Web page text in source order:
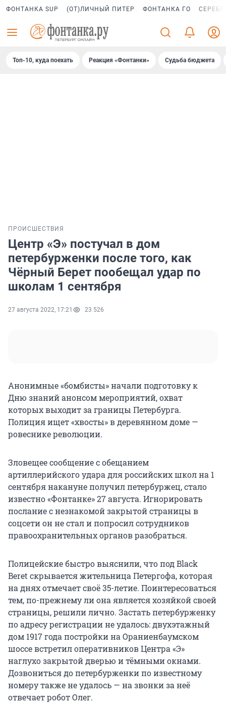
ФОНТАНКА SUP (ОТ)ЛИЧНЫЙ ПИТЕР ФОНТАНКА ГО
Топ-10, куда поехать Реакция «Фонтанки» Судьба бюджета
ПРОИСШЕСТВИЯ
Центр «Э» постучал в дом
петербурженки после того, как
Чёрный Берет пообещал удар по
школам 1 сентября
27 августа 2022, 17:21 23 526
Анонимные «бомбисты» начали подготовку к
Дню знаний анонсом мероприятий, охват
которых выходит за границы Петербурга.
Полиция ищет «хвосты» в деревянном доме —
ровеснике революции.
Зловещее сообщение с обещанием
артиллерийского удара для российских школ на 1
сентября накануне получил петербуржец, стало
известно «Фонтанке» 27 августа. Игнорировать
послание с незнакомой закрытой страницы в
соцсети он не стал и попросил сотрудников
правоохранительных органов разобраться.
Полицейские быстро выяснили, что под Black
Beret скрывается жительница Петергофа, которая
на днях отмечает своё 35-летие. Поинтересоваться
тем, по-прежнему ли она является хозяйкой своей
страницы, решили лично. Застать петербурженку
по адресу регистрации не удалось: двухэтажный
дом 1917 года постройки на Ораниенбаумском
шоссе встретил оперативников Центра «Э»
наглухо закрытой дверью и тёмными окнами.
Дозвониться до петербурженки по известному
номеру также не удалось — на звонки за неё
отвечает робот Олег.